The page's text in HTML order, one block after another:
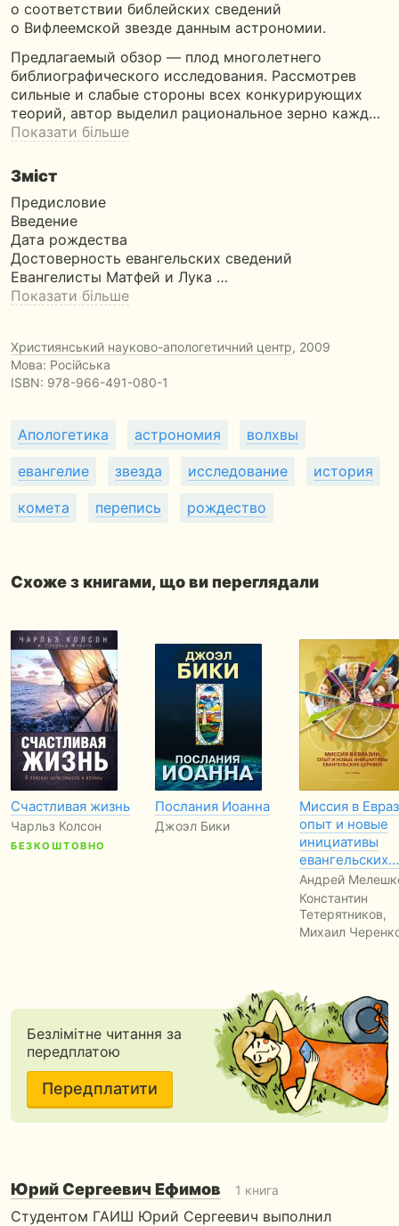
о соответствии библейских сведений
о Вифлеемской звезде данным астрономии.
Предлагаемый обзор — плод многолетнего
библиографического исследования. Рассмотрев
сильные и слабые стороны всех конкурирующих
теорий, автор выделил рациональное зерно кажд…
Показати більше
Зміст
Предисловие
Введение
Дата рождества
Достоверность евангельских сведений
Евангелисты Матфей и Лука …
Показати більше
Християнський науково-апологетичний центр, 2009
Мова: Російська
ISBN: 978-966-491-080-1
Апологетика астрономия волхвы
евангелие звезда исследование история
комета перепись рождество
Схоже з книгами, що ви переглядали
Счастливая жизнь
Чарльз Колсон
БЕЗКОШТОВНО
Послания Иоанна
Джоэл Бики
Миссия в
опыт и новые
инициативы
евангельских…
Андрей
Константин
Тетерятников,
Михаил
Безлімітне читання за
передплатою
Передплатити
Юрий Сергеевич Ефимов 1 книга
Студентом ГАИШ Юрий Сергеевич выполнил